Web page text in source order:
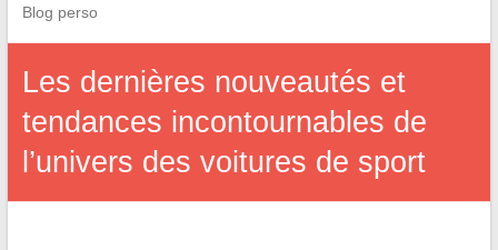
Blog perso
Les dernières nouveautés et
tendances incontournables de
l’univers des voitures de sport